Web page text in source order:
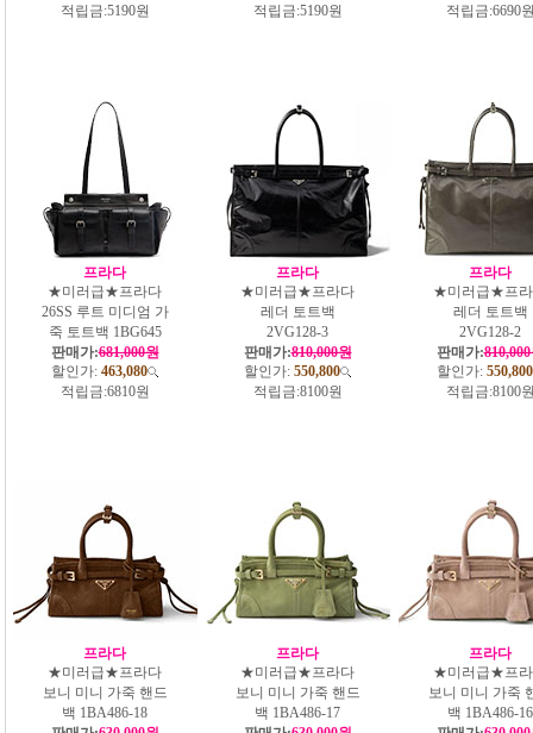
적립금:5190원
적립금:5190원
적립금:6690
프라다
★미러급★프라다
26SS 루트 미디엄 가
죽 토트백 1BG645
판매가:681,000원
할인가: 463,080
적립금:6810원
프라다
★미러급★프라다
레더 토트백
2VG128-3
판매가:810,000원
할인가: 550,800
적립금:8100원
프라다
★미러급★프
레더 토트백
2VG128-2
판매가:
할인가: 550,800
적립금:8100
프라다
★미러급★프라다
보니 미니 가죽 핸드
백 1BA486-18
프라다
★미러급★프라다
보니 미니 가죽 핸드
백 1BA486-17
프라다
★미러급★프
보니 미니 가죽
백 1BA486-16